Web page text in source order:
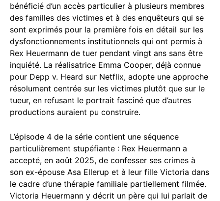
bénéficié d’un accès particulier à plusieurs membres
des familles des victimes et à des enquêteurs qui se
sont exprimés pour la première fois en détail sur les
dysfonctionnements institutionnels qui ont permis à
Rex Heuermann de tuer pendant vingt ans sans être
inquiété. La réalisatrice Emma Cooper, déjà connue
pour Depp v. Heard sur Netflix, adopte une approche
résolument centrée sur les victimes plutôt que sur le
tueur, en refusant le portrait fasciné que d’autres
productions auraient pu construire.
L’épisode 4 de la série contient une séquence
particulièrement stupéfiante : Rex Heuermann a
accepté, en août 2025, de confesser ses crimes à
son ex-épouse Asa Ellerup et à leur fille Victoria dans
le cadre d’une thérapie familiale partiellement filmée.
Victoria Heuermann y décrit un père qui lui parlait de